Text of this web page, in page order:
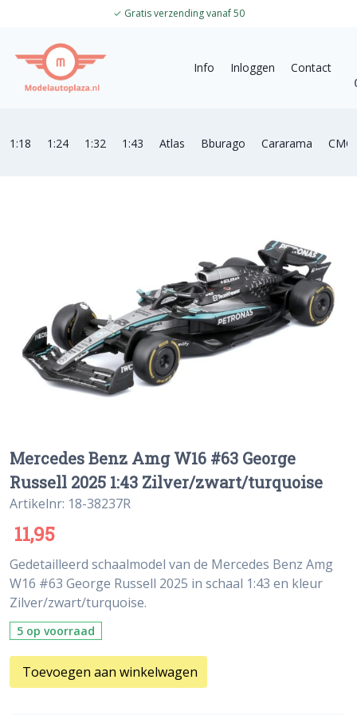
✓ Gratis verzending vanaf 50
Info Inloggen
Contact
1:18 1:24 1:32 1:43 Atlas Bburago Cararama CMC
Mercedes Benz Amg W16 #63 George
Russell 2025 1:43 Zilver/zwart/turquoise
Artikelnr: 18-38237R
11,95
Gedetailleerd schaalmodel van de Mercedes Benz Amg
W16 #63 George Russell 2025 in schaal 1:43 en kleur
Zilver/zwart/turquoise.
5 op voorraad
Toevoegen aan winkelwagen